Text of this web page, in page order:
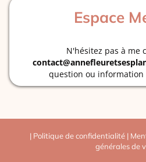
Espace
N'hésitez pas à me
question ou information
| Politique de confidentialité |
générales de